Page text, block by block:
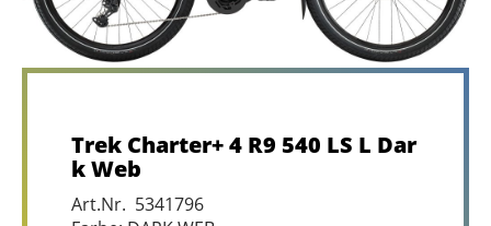
Trek Charter+ 4 R9 540 LS L Dar
k Web
Art.Nr. 5341796